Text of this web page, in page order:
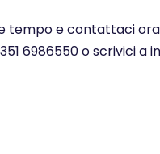
tempo e contattaci
6986550 o scrivici